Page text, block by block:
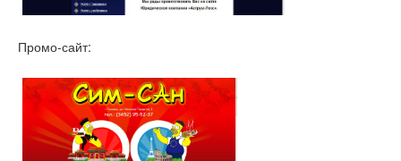
Промо-сайт: